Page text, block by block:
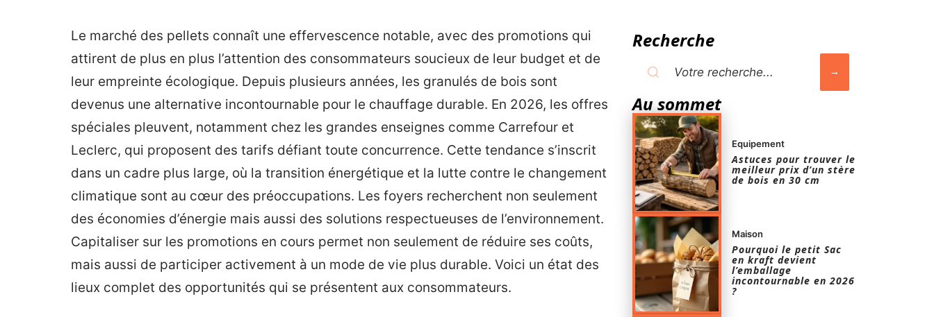
Le marché des pellets connaît une effervescence notable, avec des promotions qui
attirent de plus en plus l’attention des consommateurs soucieux de leur budget et de
leur empreinte écologique. Depuis plusieurs années, les granulés de bois sont
devenus une alternative incontournable pour le chauffage durable. En 2026, les offres
spéciales pleuvent, notamment chez les grandes enseignes comme Carrefour et
Leclerc, qui proposent des tarifs défiant toute concurrence. Cette tendance s’inscrit
dans un cadre plus large, où la transition énergétique et la lutte contre le changement
climatique sont au cœur des préoccupations. Les foyers recherchent non seulement
des économies d’énergie mais aussi des solutions respectueuses de l’environnement.
Capitaliser sur les promotions en cours permet non seulement de réduire ses coûts,
mais aussi de participer activement à un mode de vie plus durable. Voici un état des
lieux complet des opportunités qui se présentent aux consommateurs.
Recherche
Au sommet
Equipement
Astuces pour trouver le
meilleur prix d’un stère
de bois en 30 cm
Maison
Pourquoi le petit Sac
en kraft devient
l’emballage
incontournable en 2026
?